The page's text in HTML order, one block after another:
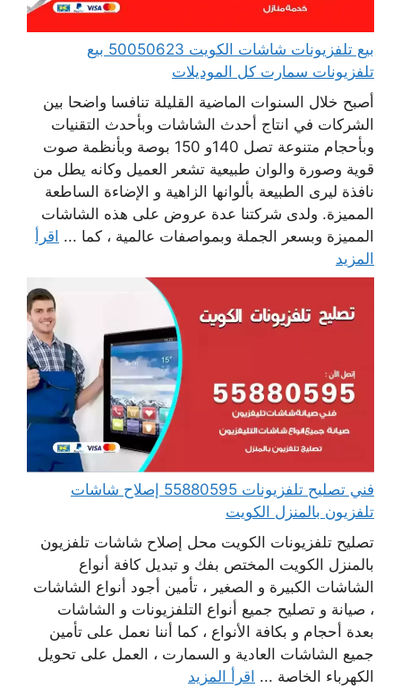
بيع تلفزيونات شاشات الكويت 50050623 بيع
تلفزيونات سمارت كل الموديلات
أصبح خلال السنوات الماضية القليلة تنافسا واضحا بين
الشركات في انتاج أحدث الشاشات وبأحدث التقنيات
وبأحجام متنوعة تصل 140و 150 بوصة وبأنظمة صوت
قوية وصورة والوان طبيعية تشعر العميل وكانه يطل من
نافذة ليرى الطبيعة بألوانها الزاهية و الإضاءة الساطعة
المميزة. ولدى شركتنا عدة عروض على هذه الشاشات
المميزة وبسعر الجملة وبمواصفات عالمية ، كما ... اقرأ
المزيد
فني تصليح تلفزيونات 55880595 إصلاح شاشات
تلفزيون بالمنزل الكويت
تصليح تلفزيونات الكويت محل إصلاح شاشات تلفزيون
بالمنزل الكويت المختص بفك و تبديل كافة أنواع
الشاشات الكبيرة و الصغير ، تأمين أجود أنواع الشاشات
، صيانة و تصليح جميع أنواع التلفزيونات و الشاشات
بعدة أحجام و بكافة الأنواع ، كما أننا نعمل على تأمين
جميع الشاشات العادية و السمارت ، العمل على تحويل
الكهرباء الخاصة ... اقرأ المزيد